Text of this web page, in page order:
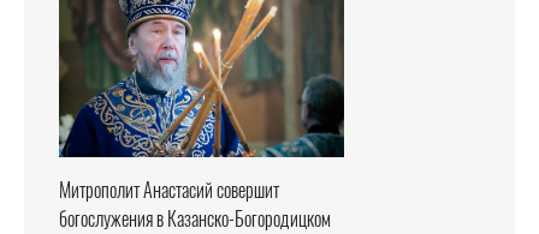
Митрополит Анастасий совершит
богослужения в Казанско-Богородицком